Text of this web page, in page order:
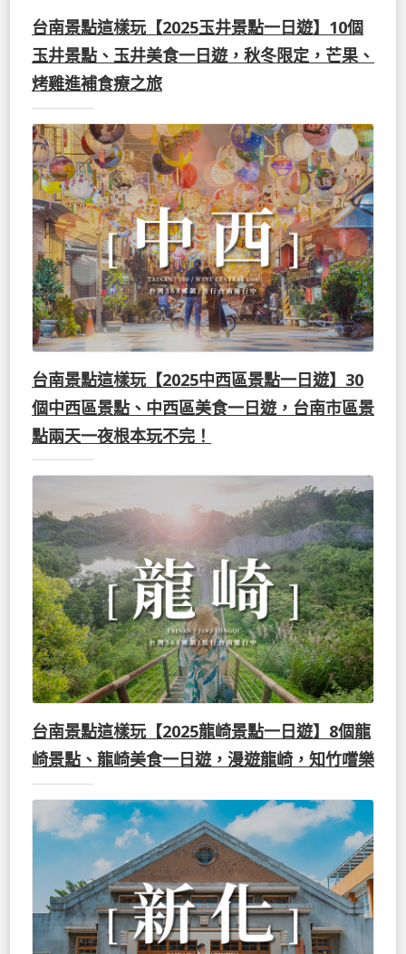
台南景點這樣玩【2025玉井景點一日遊】10個
玉井景點、玉井美食一日遊，秋冬限定，芒果、
烤雞進補食療之旅
台南景點這樣玩【2025中西區景點一日遊】30
個中西區景點、中西區美食一日遊，台南市區景
點兩天一夜根本玩不完！
台南景點這樣玩【2025龍崎景點一日遊】8個龍
崎景點、龍崎美食一日遊，漫遊龍崎，知竹嚐樂